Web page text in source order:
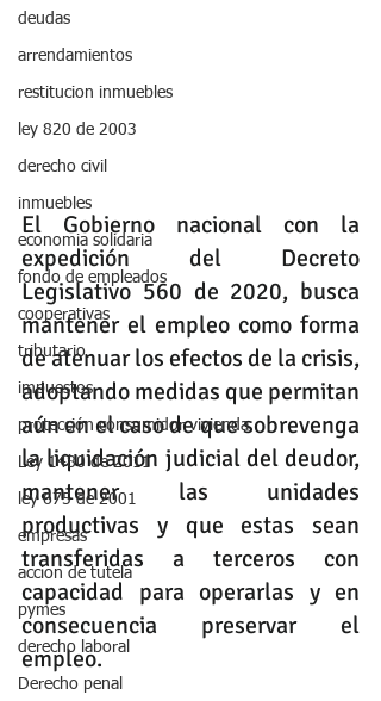
deudas
arrendamientos
restitucion inmuebles
ley 820 de 2003
derecho civil
inmuebles
economia solidaria
fondo de empleados
cooperativas
tributario
impuestos
protección consumidor vivienda
Ley 1480 de 2011
ley 675 de 2001
empresas
accion de tutela
pymes
derecho laboral
Derecho penal
El Gobierno nacional con la
expedición del Decreto
Legislativo 560 de 2020, busca
mantener el empleo como forma
de atenuar los efectos de la crisis,
adoptando medidas que permitan
aún en el caso de que sobrevenga
la liquidación judicial del deudor,
mantener las unidades
productivas y que estas sean
transferidas a terceros con
capacidad para operarlas y en
consecuencia preservar el
empleo.